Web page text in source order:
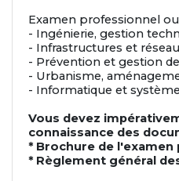
Examen professionnel
- Ingénierie, gestion
- Infrastructures et
- Prévention et gestion
- Urbanisme,
- Informatique et
Vous devez
connaissance des
* Brochure de
* Règlement général